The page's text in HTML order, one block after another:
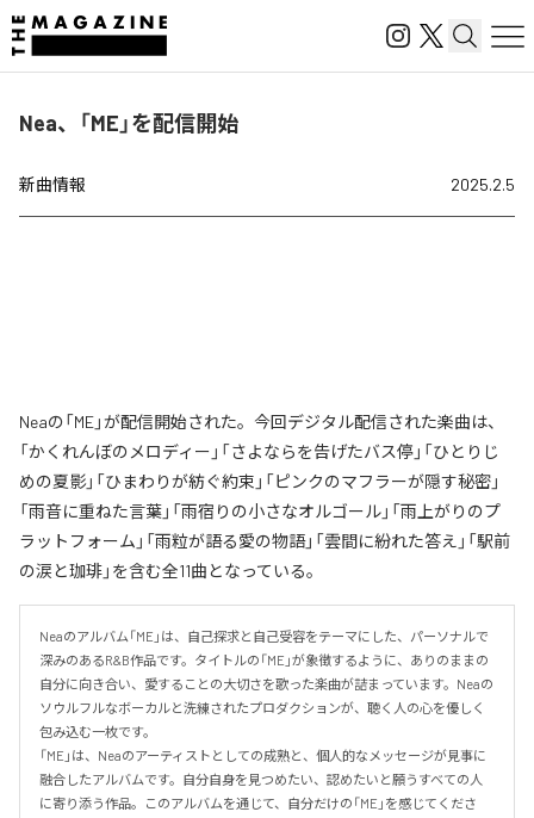
Nea、「ME」を配信開始
新曲情報 2025.2.5
Neaの「ME」が配信開始された。今回デジタル配信された楽曲は、
「かくれんぼのメロディー」「さよならを告げたバス停」「ひとりじ
めの夏影」「ひまわりが紡ぐ約束」「ピンクのマフラーが隠す秘密」
「雨音に重ねた言葉」「雨宿りの小さなオルゴール」「雨上がりのプ
ラットフォーム」「雨粒が語る愛の物語」「雲間に紛れた答え」「駅前
の涙と珈琲」を含む全11曲となっている。
Neaのアルバム「ME」は、自己探求と自己受容をテーマにした、パーソナルで
深みのあるR&B作品です。タイトルの「ME」が象徴するように、ありのままの
自分に向き合い、愛することの大切さを歌った楽曲が詰まっています。Neaの
ソウルフルなボーカルと洗練されたプロダクションが、聴く人の心を優しく
包み込む一枚です。
「ME」は、Neaのアーティストとしての成熟と、個人的なメッセージが見事に
融合したアルバムです。自分自身を見つめたい、認めたいと願うすべての人
に寄り添う作品。このアルバムを通じて、自分だけの「ME」を感じてくださ